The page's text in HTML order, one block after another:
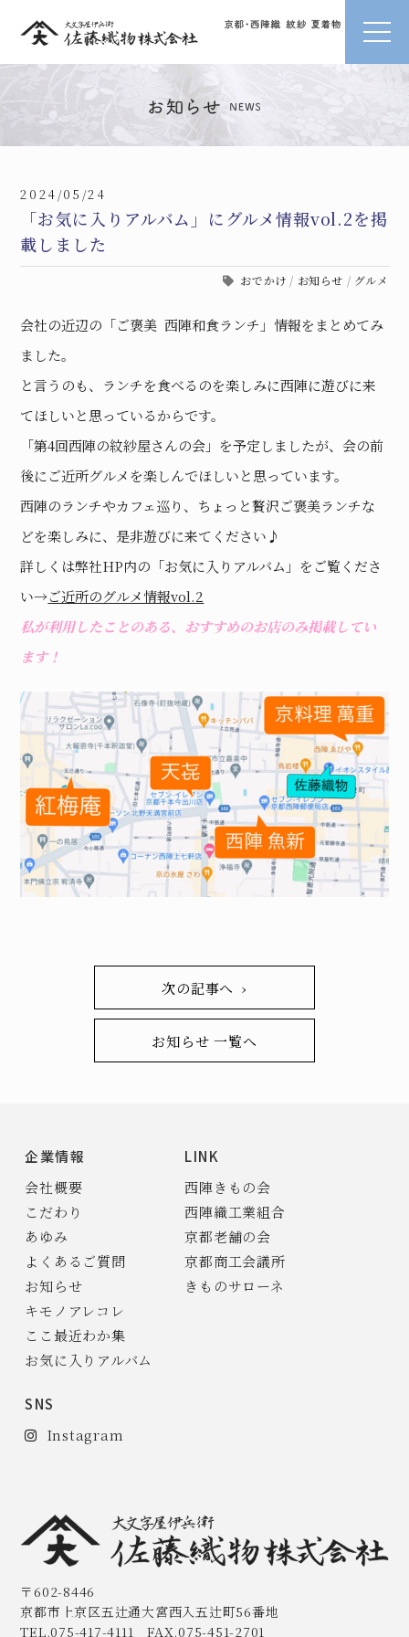
2024/05/24
「お気に入りアルバム」にグルメ情報vol.2を掲
載しました
おでかけ / お知らせ / グルメ
会社の近辺の「ご褒美 西陣和食ランチ」情報をまとめてみ
ました。
と言うのも、ランチを食べるのを楽しみに西陣に遊びに来
てほしいと思っているからです。
「第4回西陣の紋紗屋さんの会」を予定しましたが、会の前
後にご近所グルメを楽しんでほしいと思っています。
西陣のランチやカフェ巡り、ちょっと贅沢ご褒美ランチな
どを楽しみに、是非遊びに来てください♪
詳しくは弊社HP内の「お気に入りアルバム」をご覧くださ
い→ご近所のグルメ情報vol.2
私が利用したことのある、おすすめのお店のみ掲載してい
ます！
次の記事へ ›
お知らせ 一覧へ
企業情報
会社概要
こだわり
あゆみ
よくあるご質問
お知らせ
キモノアレコレ
ここ最近わか集
お気に入りアルバム
SNS
Instagram
LINK
西陣きもの会
西陣織工業組合
京都老舗の会
京都商工会議所
きものサローネ
〒602-8446
京都市上京区五辻通大宮西入五辻町56番地
TEL.075-417-4111 FAX.075-451-2701